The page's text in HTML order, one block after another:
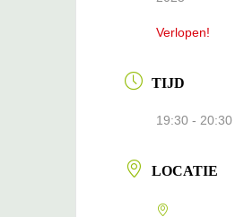
Verlopen!
TIJD
19:30 - 20:30
LOCATIE